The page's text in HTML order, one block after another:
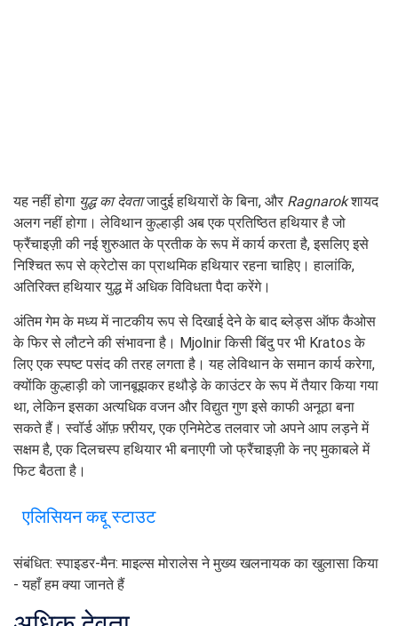
यह नहीं होगा युद्ध का देवताजादुई हथियारों के बिना, और Ragnarokशायद
अलग नहीं होगा। लेविथान कुल्हाड़ी अब एक प्रतिष्ठित हथियार है जो
फ्रैंचाइज़ी की नई शुरुआत के प्रतीक के रूप में कार्य करता है, इसलिए इसे
निश्चित रूप से क्रेटोस का प्राथमिक हथियार रहना चाहिए। हालांकि,
अतिरिक्त हथियार युद्ध में अधिक विविधता पैदा करेंगे।
अंतिम गेम के मध्य में नाटकीय रूप से दिखाई देने के बाद ब्लेड्स ऑफ कैओस
के फिर से लौटने की संभावना है। Mjolnir किसी बिंदु पर भी Kratos के
लिए एक स्पष्ट पसंद की तरह लगता है। यह लेविथान के समान कार्य करेगा,
क्योंकि कुल्हाड़ी को जानबूझकर हथौड़े के काउंटर के रूप में तैयार किया गया
था, लेकिन इसका अत्यधिक वजन और विद्युत गुण इसे काफी अनूठा बना
सकते हैं। स्वॉर्ड ऑफ़ फ़्रीयर, एक एनिमेटेड तलवार जो अपने आप लड़ने में
सक्षम है, एक दिलचस्प हथियार भी बनाएगी जो फ्रैंचाइज़ी के नए मुकाबले में
फिट बैठता है।
एलिसियन कद्दू स्टाउट
संबंधित: स्पाइडर-मैन: माइल्स मोरालेस ने मुख्य खलनायक का खुलासा किया
- यहाँ हम क्या जानते हैं